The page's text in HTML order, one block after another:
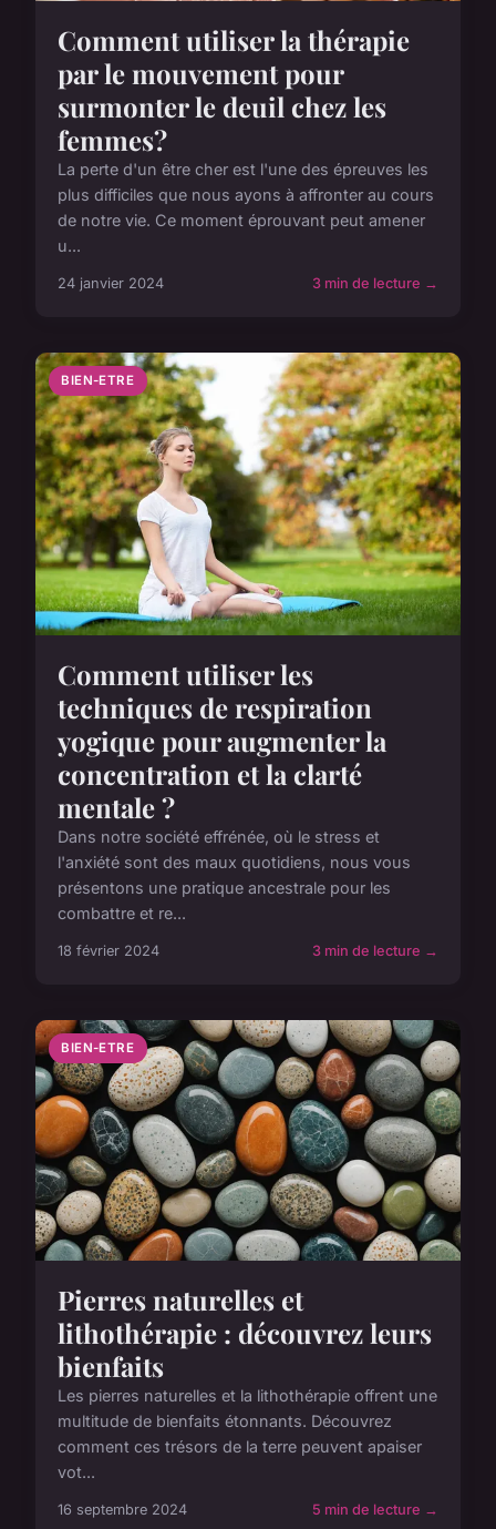
Comment utiliser la thérapie
par le mouvement pour
surmonter le deuil chez les
femmes?
La perte d'un être cher est l'une des épreuves les
plus difficiles que nous ayons à affronter au cours
de notre vie. Ce moment éprouvant peut amener
u...
24 janvier 2024 3 min de lecture →
BIEN-ETRE
Comment utiliser les
techniques de respiration
yogique pour augmenter la
concentration et la clarté
mentale ?
Dans notre société effrénée, où le stress et
l'anxiété sont des maux quotidiens, nous vous
présentons une pratique ancestrale pour les
combattre et re...
18 février 2024 3 min de lecture →
BIEN-ETRE
Pierres naturelles et
lithothérapie : découvrez leurs
bienfaits
Les pierres naturelles et la lithothérapie offrent une
multitude de bienfaits étonnants. Découvrez
comment ces trésors de la terre peuvent apaiser
vot...
16 septembre 2024 5 min de lecture →